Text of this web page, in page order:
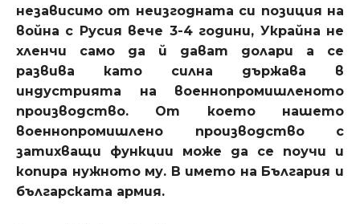
независимо от неизгодната си позиция на
война с Русия вече 3-4 години, Украйна не
хленчи само да й дават долари а се
развива като силна държава в
индустрията на военнопромишленото
производство. От което нашето
военнопромишлено производство с
затихващи функции може да се поучи и
копира нужното му. В името на България и
българската армия.